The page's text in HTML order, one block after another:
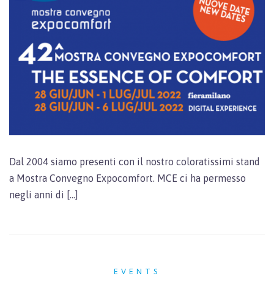
Dal 2004 siamo presenti con il nostro coloratissimi stand
a Mostra Convegno Expocomfort. MCE ci ha permesso
negli anni di […]
EVENTS